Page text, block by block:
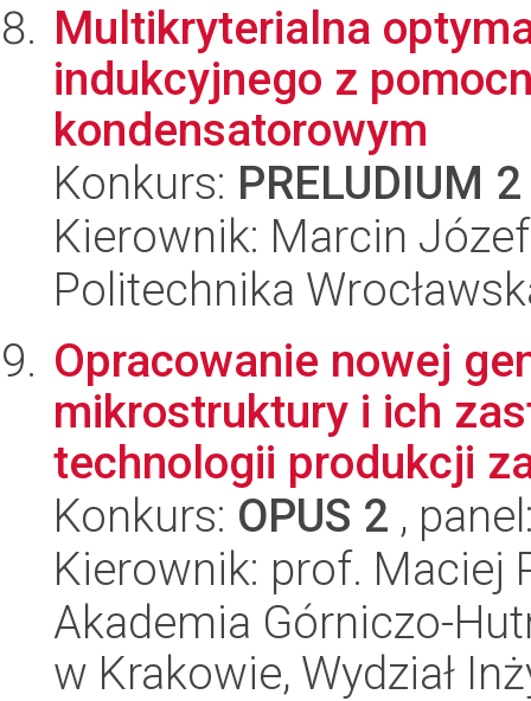
Multikryterialna
indukcyjnego z
kondensatorowym
Konkurs: PRELUDIUM 2
Kierownik: Marcin
Politechnika
Opracowanie nowej
mikrostruktury i ich
technologii produkcji
Konkurs: OPUS 2 ,
Kierownik: prof. Maciej
Akademia Górniczo-
w Krakowie, Wydział